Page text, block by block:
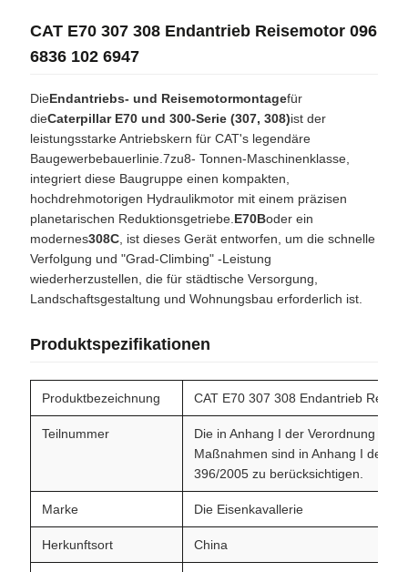
CAT E70 307 308 Endantrieb Reisemotor 096
6836 102 6947
DieEndantriebs- und Reisemotormontagefür
dieCaterpillar E70 und 300-Serie (307, 308)ist der
leistungsstarke Antriebskern für CAT's legendäre
Baugewerbebauerlinie.7zu8- Tonnen-Maschinenklasse,
integriert diese Baugruppe einen kompakten,
hochdrehmotorigen Hydraulikmotor mit einem präzisen
planetarischen Reduktionsgetriebe.E70Boder ein
modernes308C, ist dieses Gerät entworfen, um die schnelle
Verfolgung und "Grad-Climbing" -Leistung
wiederherzustellen, die für städtische Versorgung,
Landschaftsgestaltung und Wohnungsbau erforderlich ist.
Produktspezifikationen
Produktbezeichnung CAT E70 307 308 Endantrieb
Teilnummer
Die in Anhang I der Verordnung
Maßnahmen sind in Anhang I der
396/2005 zu berücksichtigen.
Marke Die Eisenkavallerie
Herkunftsort China